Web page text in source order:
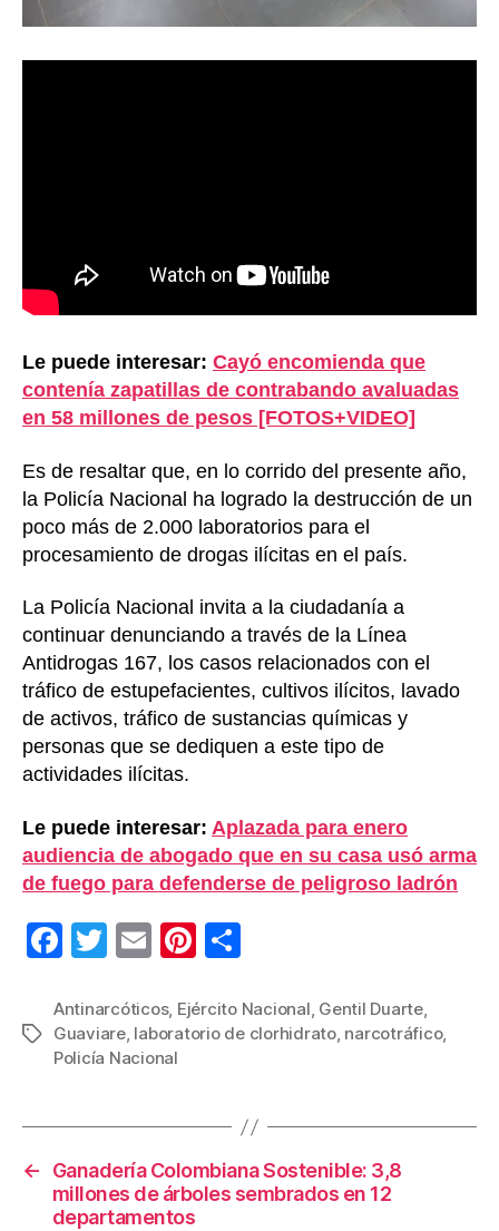
Le puede interesar: Cayó encomienda que
contenía zapatillas de contrabando avaluadas
en 58 millones de pesos [FOTOS+VIDEO]
Es de resaltar que, en lo corrido del presente año,
la Policía Nacional ha logrado la destrucción de un
poco más de 2.000 laboratorios para el
procesamiento de drogas ilícitas en el país.
La Policía Nacional invita a la ciudadanía a
continuar denunciando a través de la Línea
Antidrogas 167, los casos relacionados con el
tráfico de estupefacientes, cultivos ilícitos, lavado
de activos, tráfico de sustancias químicas y
personas que se dediquen a este tipo de
actividades ilícitas.
Le puede interesar: Aplazada para enero
audiencia de abogado que en su casa usó arma
de fuego para defenderse de peligroso ladrón
F
c
e
o
o
k
T
tt
er
E
ail
Pi
er
e
m
p
tir
Etiquetas
Antinarcóticos, Ejército Nacional, Gentil Duarte,
Guaviare, laboratorio de clorhidrato, narcotráfico,
Policía Nacional
←
Ganadería Colombiana Sostenible: 3,8
millones de árboles sembrados en 12
departamentos